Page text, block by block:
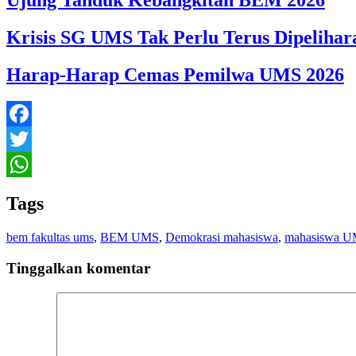
Krisis SG UMS Tak Perlu Terus
Harap-Harap Cemas Pemilwa UMS 2026
Facebook
Twitter
Tags
bem fakultas ums, BEM UMS, Demokrasi mahasiswa, mahasiswa
Tinggalkan komentar